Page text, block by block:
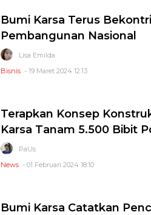
Bumi Karsa Terus
Pembangunan Nasional
Lisa Emilda
Bisnis - 19 Maret 2024 12:13
Terapkan Konsep
Karsa Tanam 5.500 Bibit
PaUs
News - 01 Februari 2024 18:10
Bumi Karsa Catatkan